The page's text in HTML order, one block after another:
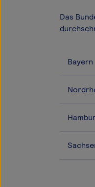
Das
Bayern